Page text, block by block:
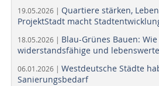
19.05.2026 | Quartiere stärken,
ProjektStadt macht
18.05.2026 | Blau-Grünes Bauen:
widerstandsfähige und
06.01.2026 | Westdeutsche Städte
Sanierungsbedarf